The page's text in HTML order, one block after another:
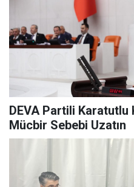
DEVA Partili Karatutlu
Mücbir Sebebi Uzatın